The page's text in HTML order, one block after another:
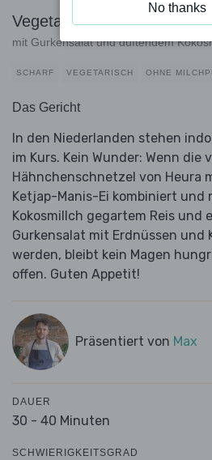
Vegetarisches Satay-
mit Gurkensalat und duftendem
SCHARF VEGETARISCH OHNE
Das Gericht
In den Niederlanden stehen
im Kurs. Kein Wunder: Wenn die
Hähnchenschnetzel von Heura
Ketjap-Manis-Ei kombiniert
Kokosmillch gegartem Reis und
Gurkensalat mit Erdnüssen und
werden, bleibt kein Magen
offen. Guten Appetit!
Präsentiert von Max
DAUER
30 - 40 Minuten
SCHWIERIGKEITSGRAD
No thanks